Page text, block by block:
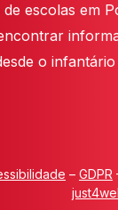
escolas em
o
– GDPR